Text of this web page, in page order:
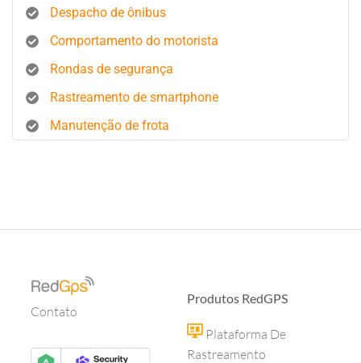
Despacho de ônibus
Comportamento do motorista
Rondas de segurança
Rastreamento de smartphone
Manutenção de frota
Contato
Produtos RedGPS
Plataforma De
Rastreamento